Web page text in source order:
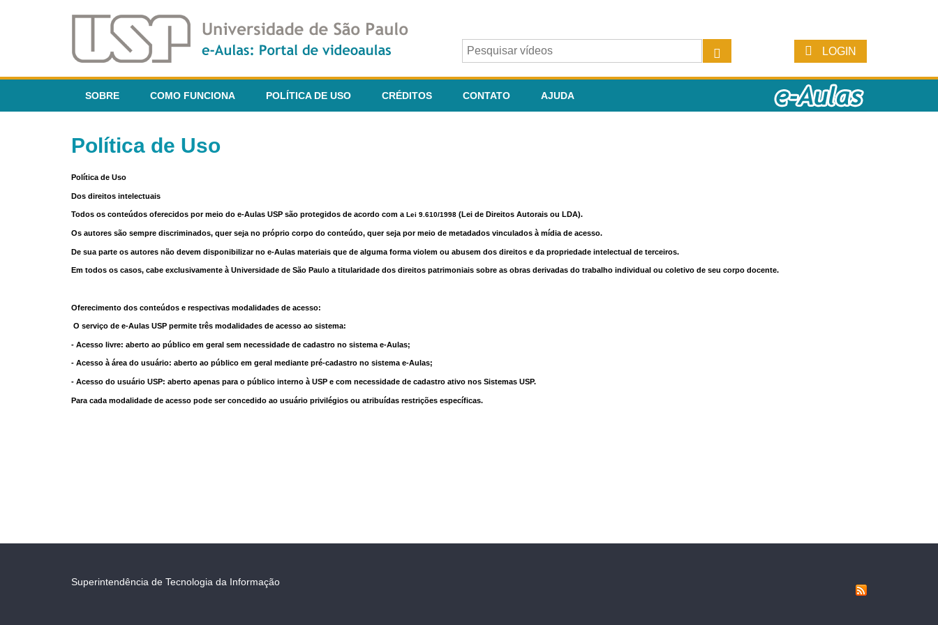
LOGIN
SOBRE COMO FUNCIONA POLÍTICA DE USO CRÉDITOS CONTATO AJUDA
Política de Uso
Política de Uso
Dos direitos intelectuais
Todos os conteúdos oferecidos por meio do e-Aulas USP são protegidos de acordo com a Lei 9.610/1998 (Lei de Direitos Autorais ou LDA).
Os autores são sempre discriminados, quer seja no próprio corpo do conteúdo, quer seja por meio de metadados vinculados à mídia de acesso.
De sua parte os autores não devem disponibilizar no e-Aulas materiais que de alguma forma violem ou abusem dos direitos e da propriedade intelectual de terceiros.
Em todos os casos, cabe exclusivamente à Universidade de São Paulo a titularidade dos direitos patrimoniais sobre as obras derivadas do trabalho individual ou coletivo de seu corpo docente.
Oferecimento dos conteúdos e respectivas modalidades de acesso:
O serviço de e-Aulas USP permite três modalidades de acesso ao sistema:
- Acesso livre: aberto ao público em geral sem necessidade de cadastro no sistema e-Aulas;
- Acesso à área do usuário: aberto ao público em geral mediante pré-cadastro no sistema e-Aulas;
- Acesso do usuário USP: aberto apenas para o público interno à USP e com necessidade de cadastro ativo nos Sistemas USP.
Para cada modalidade de acesso pode ser concedido ao usuário privilégios ou atribuídas restrições específicas.
Superintendência de Tecnologia da Informação